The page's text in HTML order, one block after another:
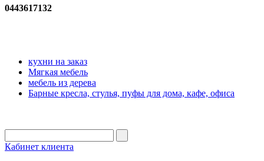
0443617132
кухни на заказ
Мягкая мебель
мебель из дерева
Барные кресла, стулья, пуфы для дома, кафе, офиса
Кабинет клиента